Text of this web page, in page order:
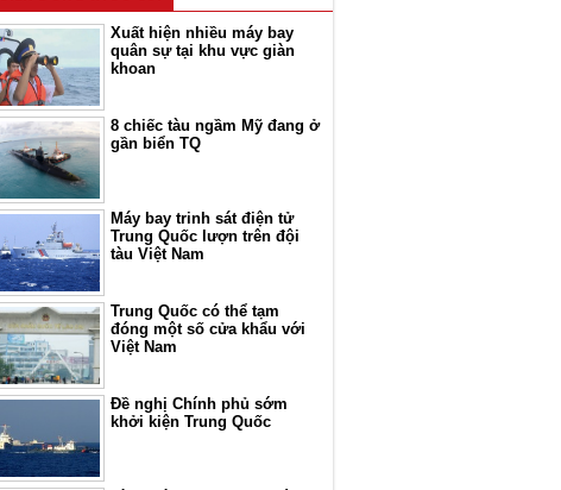
Xuất hiện nhiều máy bay
quân sự tại khu vực giàn
khoan
8 chiếc tàu ngầm Mỹ đang ở
gần biển TQ
Máy bay trinh sát điện tử
Trung Quốc lượn trên đội
tàu Việt Nam
Trung Quốc có thể tạm
đóng một số cửa khẩu với
Việt Nam
Đề nghị Chính phủ sớm
khởi kiện Trung Quốc